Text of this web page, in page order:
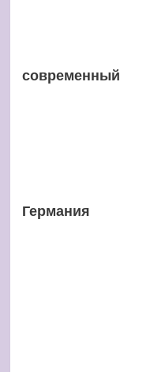
современный
Германия